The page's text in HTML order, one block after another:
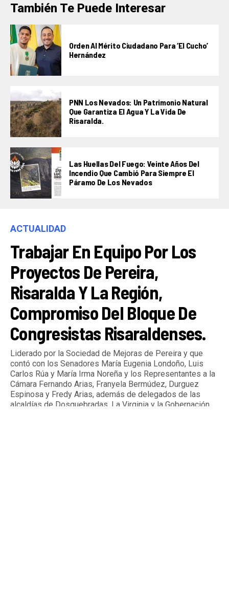
También Te Puede Interesar
Orden Al Mérito Ciudadano Para ‘El Cucho’
Hernández
PNN Los Nevados: Un Patrimonio Natural
Que Garantiza El Agua Y La Vida De
Risaralda.
Las Huellas Del Fuego: Veinte Años Del
Incendio Que Cambió Para Siempre El
Páramo De Los Nevados
ACTUALIDAD
Trabajar En Equipo Por Los
Proyectos De Pereira,
Risaralda Y La Región,
Compromiso Del Bloque De
Congresistas Risaraldenses.
Liderado por la Sociedad de Mejoras de Pereira y que
contó con los Senadores María Eugenia Londoño, Luis
Carlos Rúa y María Irma Noreña y los Representantes a la
Cámara Fernando Arias, Franyela Bermúdez, Durguez
Espinosa y Fredy Arias, además de delegados de las
alcaldías de Dosquebradas, La Virginia y la Gobernación